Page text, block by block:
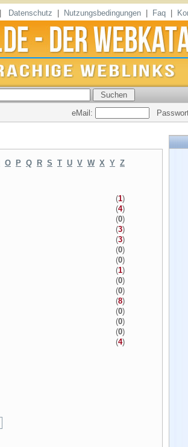
Datenschutz Nutzungsbedingungen Faq
eMail:
O P Q R S T U V W X Y Z
(1)
(4)
(0)
(3)
(3)
(0)
(0)
(1)
(0)
(0)
(8)
(0)
(0)
(0)
(4)